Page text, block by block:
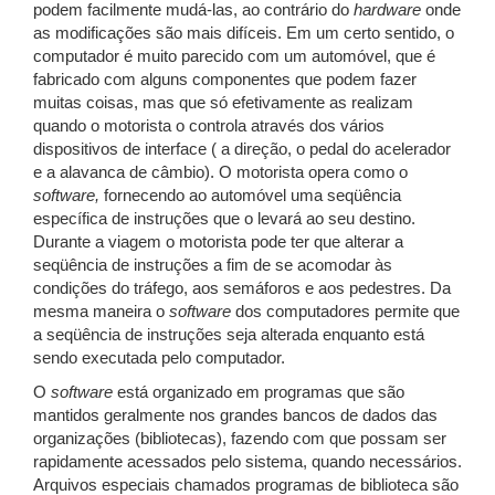
podem facilmente mudá-las, ao contrário do hardware onde
as modificações são mais difíceis. Em um certo sentido, o
computador é muito parecido com um automóvel, que é
fabricado com alguns componentes que podem fazer
muitas coisas, mas que só efetivamente as realizam
quando o motorista o controla através dos vários
dispositivos de interface ( a direção, o pedal do acelerador
e a alavanca de câmbio). O motorista opera como o
software, fornecendo ao automóvel uma seqüência
específica de instruções que o levará ao seu destino.
Durante a viagem o motorista pode ter que alterar a
seqüência de instruções a fim de se acomodar às
condições do tráfego, aos semáforos e aos pedestres. Da
mesma maneira o software dos computadores permite que
a seqüência de instruções seja alterada enquanto está
sendo executada pelo computador.
O software está organizado em programas que são
mantidos geralmente nos grandes bancos de dados das
organizações (bibliotecas), fazendo com que possam ser
rapidamente acessados pelo sistema, quando necessários.
Arquivos especiais chamados programas de biblioteca são